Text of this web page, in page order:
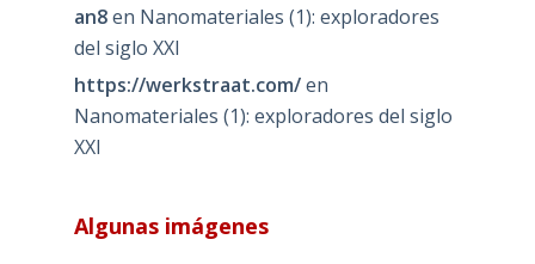
an8en Nanomateriales (1): exploradores
del siglo XXI
https://werkstraat.com/en
Nanomateriales (1): exploradores del siglo
XXI
Algunas imágenes